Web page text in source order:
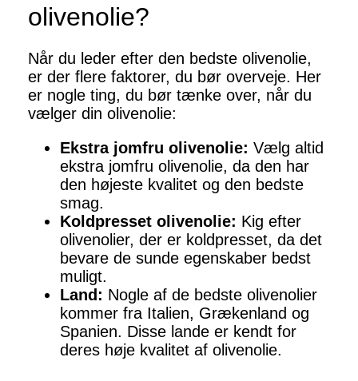
olivenolie?
Når du leder efter den bedste olivenolie,
er der flere faktorer, du bør overveje. Her
er nogle ting, du bør tænke over, når du
vælger din olivenolie:
Ekstra jomfru olivenolie: Vælg altid
ekstra jomfru olivenolie, da den har
den højeste kvalitet og den bedste
smag.
Koldpresset olivenolie: Kig efter
olivenolier, der er koldpresset, da det
bevare de sunde egenskaber bedst
muligt.
Land: Nogle af de bedste olivenolier
kommer fra Italien, Grækenland og
Spanien. Disse lande er kendt for
deres høje kvalitet af olivenolie.